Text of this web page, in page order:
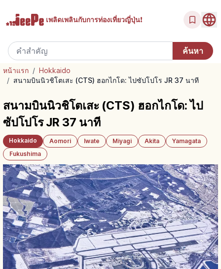
เพลิดเพลินกับการท่องเที่ยวญี่ปุ่น!
หน้าแรก / Hokkaido
/ สนามบินนิวชิโตเสะ (CTS) ฮอกไกโด: ไปซัปโปโร JR 37 นาที
สนามบินนิวชิโตเสะ (CTS) ฮอกไกโด: ไป
ซัปโปโร JR 37 นาที
Hokkaido Aomori Iwate Miyagi Akita
Yamagata
Fukushima